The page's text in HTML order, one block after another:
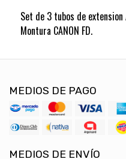
Set de 3 tubos de
Montura CANON FD.
MEDIOS DE PAGO
MEDIOS DE ENVÍO